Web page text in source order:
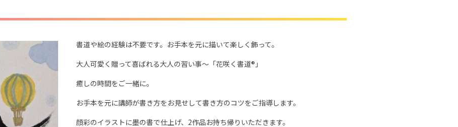
書道や絵の経験は不要です。お手本を元に描いて楽しく飾って。
大人可愛く贈って喜ばれる大人の習い事～「花咲く書道®」
癒しの時間をご一緒に。
お手本を元に講師が書き方をお見せして書き方のコツをご指導します。
顔彩のイラストに墨の書で仕上げ、2作品お持ち帰りいただきます。